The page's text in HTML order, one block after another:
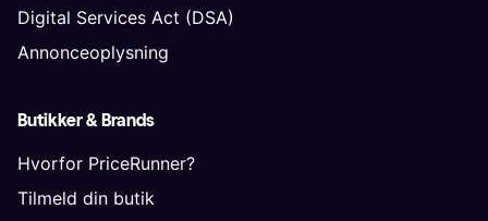
Digital Services Act (DSA)
Annonceoplysning
Butikker & Brands
Hvorfor PriceRunner?
Tilmeld din butik